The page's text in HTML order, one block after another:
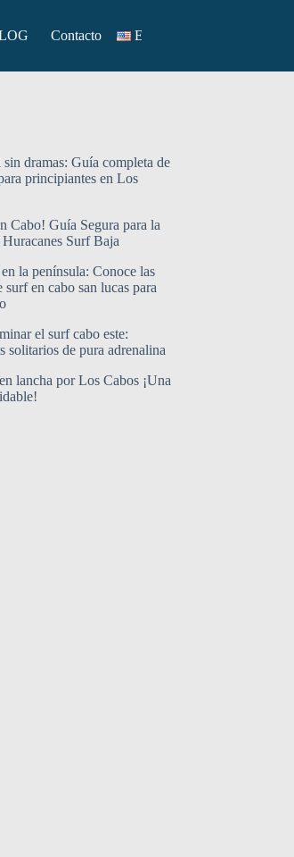
Contacto English
dramas: Guía completa de
principiantes en Los
Cabo! Guía Segura para la
Surf Baja
la península: Conoce las
surf en cabo san lucas para
el surf cabo este:
solitarios de pura adrenalina
lancha por Los Cabos ¡Una